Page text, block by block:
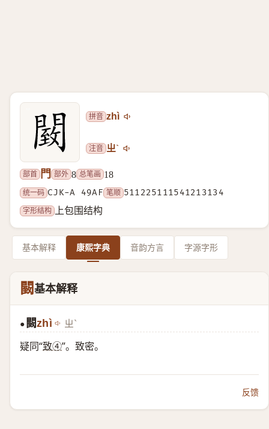
拼音 zhì
注音 ㄓˋ
部首 門 部外 8 总笔画 18
统一码 CJK-A 49AF 笔顺 511225111541213134
字形结构
上包围结构
基本解释 康熙字典 音韵方言 字源字形
䦯基本解释
● 䦯zhì ㄓˋ
疑同“致④”。致密。
反馈